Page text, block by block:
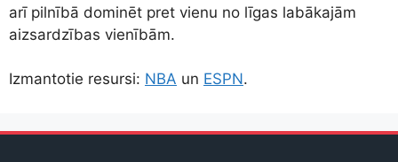
arī pilnībā dominēt pret vienu no līgas labākajām
aizsardzības vienībām.
Izmantotie resursi: NBA un ESPN.